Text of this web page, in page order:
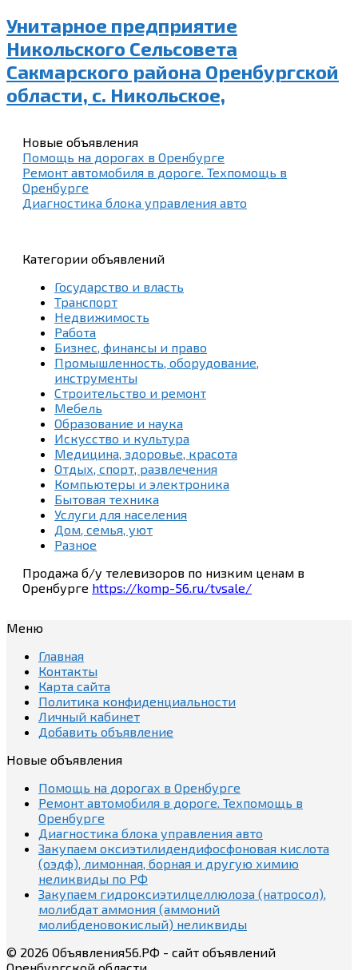
Унитарное предприятие
Никольского Сельсовета
Сакмарского района Оренбургской
области, с. Никольское,
Новые объявления
Помощь на дорогах в Оренбурге
Ремонт автомобиля в дороге. Техпомощь в
Оренбурге
Диагностика блока управления авто
Категории объявлений
Государство и власть
Транспорт
Недвижимость
Работа
Бизнес, финансы и право
Промышленность, оборудование,
инструменты
Строительство и ремонт
Мебель
Образование и наука
Искусство и культура
Медицина, здоровье, красота
Отдых, спорт, развлечения
Компьютеры и электроника
Бытовая техника
Услуги для населения
Дом, семья, уют
Разное
Продажа б/у телевизоров по низким ценам в
Оренбурге https://komp-56.ru/tvsale/
Меню
Главная
Контакты
Карта сайта
Политика конфиденциальности
Личный кабинет
Добавить объявление
Новые объявления
Помощь на дорогах в Оренбурге
Ремонт автомобиля в дороге. Техпомощь в
Оренбурге
Диагностика блока управления авто
Закупаем оксиэтилидендифосфоновая кислота
(оэдф), лимонная, борная и другую химию
неликвиды по РФ
Закупаем гидроксиэтилцеллюлоза (натросол),
молибдат аммония (аммоний
молибденовокислый) неликвиды
© 2026 Объявления56.РФ - сайт объявлений